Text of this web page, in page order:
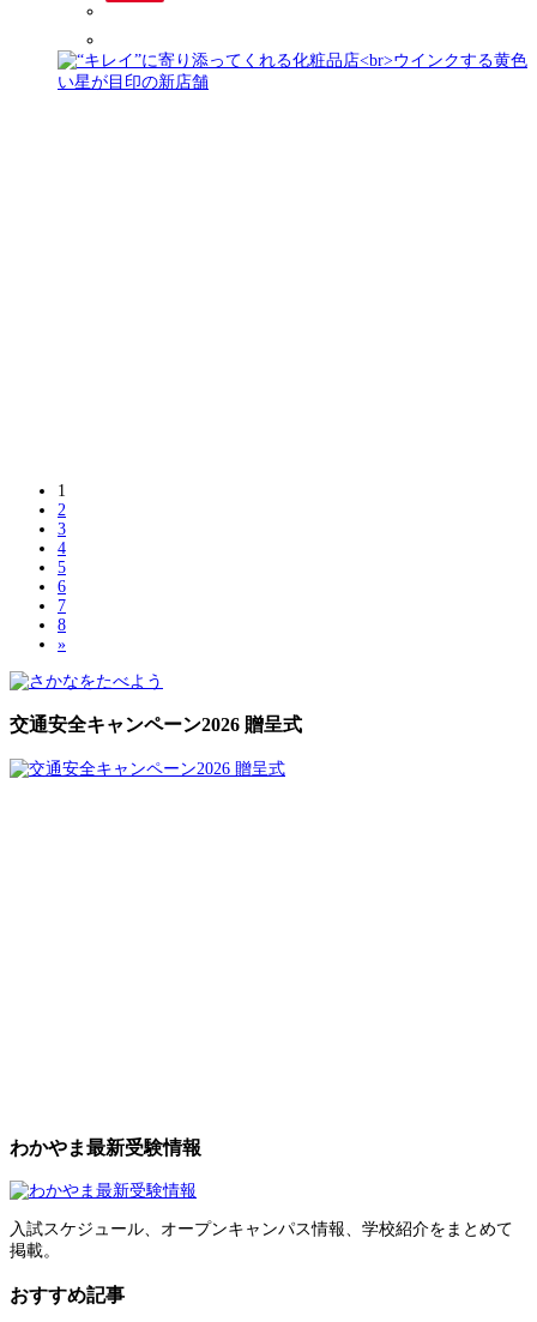
1
2
3
4
5
6
7
8
»
交通安全キャンペーン2026 贈呈式
わかやま最新受験情報
入試スケジュール、オープンキャンパス情報、学校紹介をまとめて
掲載。
おすすめ記事